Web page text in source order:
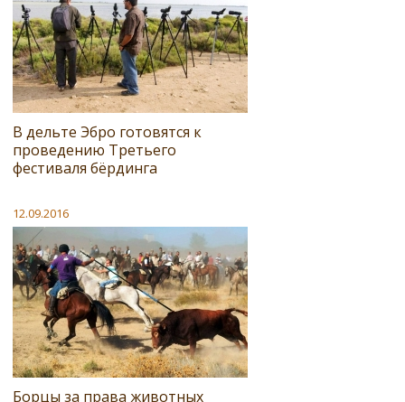
В дельте Эбро готовятся к
проведению Третьего
фестиваля бёрдинга
12.09.2016
Борцы за права животных